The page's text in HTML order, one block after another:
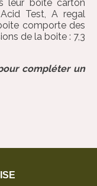
leur boite carton
Test, A regal
comporte des
de la boite : 7,3
compléter un